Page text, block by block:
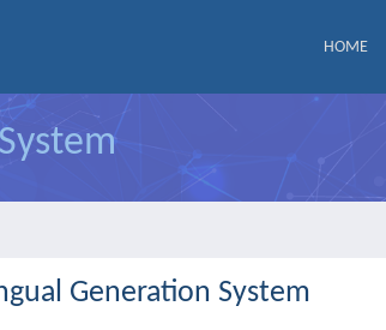
HOME
Generation System